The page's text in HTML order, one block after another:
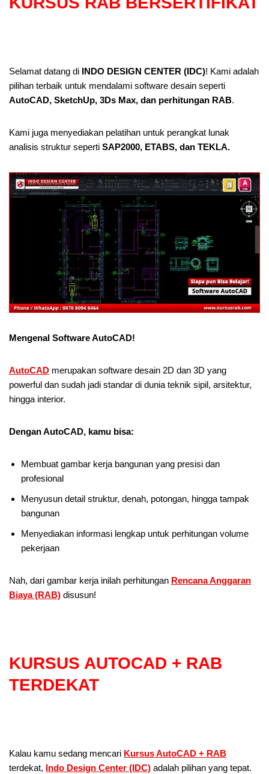
Selamat datang di INDO DESIGN CENTER (IDC)! Kami adalah
pilihan terbaik untuk mendalami software desain seperti
AutoCAD, SketchUp, 3Ds Max, dan perhitungan RAB.
Kami juga menyediakan pelatihan untuk perangkat lunak
analisis struktur seperti SAP2000, ETABS, dan TEKLA.
Mengenal Software AutoCAD!
AutoCAD merupakan software desain 2D dan 3D yang
powerful dan sudah jadi standar di dunia teknik sipil, arsitektur,
hingga interior.
Dengan AutoCAD, kamu bisa:
Membuat gambar kerja bangunan yang presisi dan
profesional
Menyusun detail struktur, denah, potongan, hingga tampak
bangunan
Menyediakan informasi lengkap untuk perhitungan volume
pekerjaan
Nah, dari gambar kerja inilah perhitungan Rencana Anggaran
Biaya (RAB) disusun!
KURSUS AUTOCAD + RAB
TERDEKAT
Kalau kamu sedang mencari Kursus AutoCAD + RAB
terdekat, Indo Design Center (IDC) adalah pilihan yang tepat.